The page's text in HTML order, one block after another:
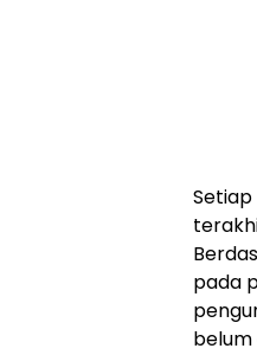
Setiap
pada
belum